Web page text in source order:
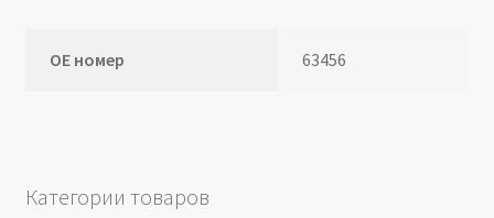
ОЕ номер 63456
Категории товаров